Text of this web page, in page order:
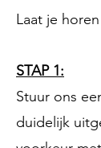
​Laat je
STAP 1:
Stuur ons
duidelijk